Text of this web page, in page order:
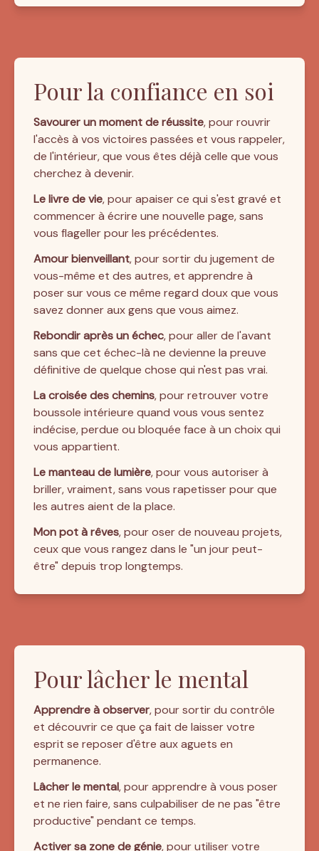
Pour la confiance en soi
Savourer un moment de réussite, pour rouvrir
l'accès à vos victoires passées et vous rappeler,
de l'intérieur, que vous êtes déjà celle que vous
cherchez à devenir.
Le livre de vie, pour apaiser ce qui s'est gravé et
commencer à écrire une nouvelle page, sans
vous flageller pour les précédentes.
Amour bienveillant, pour sortir du jugement de
vous-même et des autres, et apprendre à
poser sur vous ce même regard doux que vous
savez donner aux gens que vous aimez.
Rebondir après un échec, pour aller de l'avant
sans que cet échec-là ne devienne la preuve
définitive de quelque chose qui n'est pas vrai.
La croisée des chemins, pour retrouver votre
boussole intérieure quand vous vous sentez
indécise, perdue ou bloquée face à un choix qui
vous appartient.
Le manteau de lumière, pour vous autoriser à
briller, vraiment, sans vous rapetisser pour que
les autres aient de la place.
Mon pot à rêves, pour oser de nouveau projets,
ceux que vous rangez dans le "un jour peut-
être" depuis trop longtemps.
Pour lâcher le mental
Apprendre à observer, pour sortir du contrôle
et découvrir ce que ça fait de laisser votre
esprit se reposer d'être aux aguets en
permanence.
Lâcher le mental, pour apprendre à vous poser
et ne rien faire, sans culpabiliser de ne pas "être
productive" pendant ce temps.
Activer sa zone de génie, pour utiliser votre